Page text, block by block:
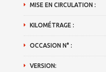
MISE EN CIRCULATION :
KILOMÉTRAGE :
OCCASION N° :
VERSION: